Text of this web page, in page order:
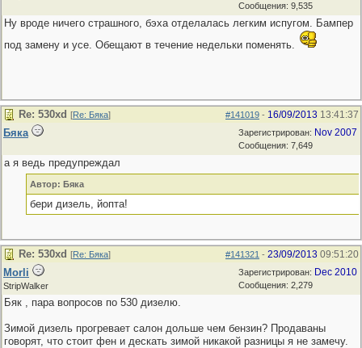
Сообщения: 9,535
Ну вроде ничего страшного, бэха отделалась легким испугом. Бампер
под замену и усе. Обещают в течение недельки поменять.
#141019 - 16/09/2013 13:41:37
Re: 530хd [Re: Бяка]
Зарегистрирован: Nov 2007
Сообщения: 7,649
Бяка
а я ведь предупреждал
Автор: Бяка
бери дизель, йопта!
#141321 - 23/09/2013 09:51:20
Re: 530хd [Re: Бяка]
Зарегистрирован: Dec 2010
Сообщения: 2,279
Morli
StripWalker
Бяк , пара вопросов по 530 дизелю.
Зимой дизель прогревает салон дольше чем бензин? Продаваны
говорят, что стоит фен и дескать зимой никакой разницы я не замечу.